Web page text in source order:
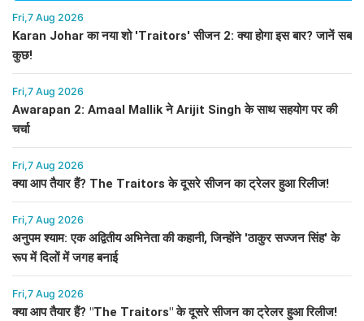
Fri,7 Aug 2026
Karan Johar का नया शो 'Traitors' सीजन 2: क्या होगा इस बार? जानें सब
कुछ!
Fri,7 Aug 2026
Awarapan 2: Amaal Mallik ने Arijit Singh के साथ सहयोग पर की
चर्चा
Fri,7 Aug 2026
क्या आप तैयार हैं? The Traitors के दूसरे सीजन का ट्रेलर हुआ रिलीज!
Fri,7 Aug 2026
अनुपम श्याम: एक अद्वितीय अभिनेता की कहानी, जिन्होंने 'ठाकुर सज्जन सिंह' के
रूप में दिलों में जगह बनाई
Fri,7 Aug 2026
क्या आप तैयार हैं? "The Traitors" के दूसरे सीजन का ट्रेलर हुआ रिलीज!